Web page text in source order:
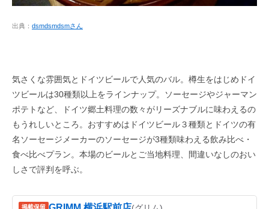
出典： dsmdsmdsmさん
気さくな雰囲気とドイツビールで人気のバル。樽生をはじめドイ
ツビールは30種類以上をラインナップ。ソーセージやジャーマン
ポテトなど、ドイツ郷土料理の数々がリーズナブルに味わえるの
もうれしいところ。おすすめはドイツビール３種類とドイツの有
名ソーセージメーカーのソーセージが3種類味わえる飲み比べ・
食べ比べプラン。本場のビールとご当地料理、間違いなしのおい
しさで評判を呼ぶ。